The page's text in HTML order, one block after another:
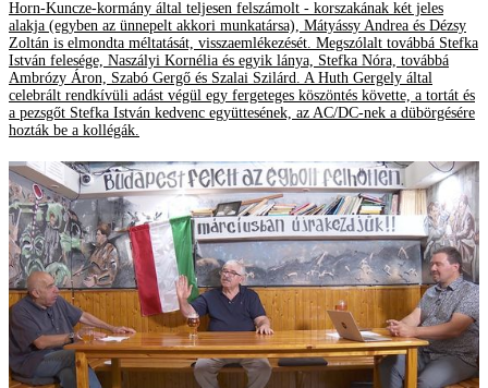
Horn-Kuncze-kormány által teljesen felszámolt - korszakának két jeles
alakja (egyben az ünnepelt akkori munkatársa), Mátyássy Andrea és Dézsy
Zoltán is elmondta méltatását, visszaemlékezését. Megszólalt továbbá Stefka
István felesége, Naszályi Kornélia és egyik lánya, Stefka Nóra, továbbá
Ambrózy Áron, Szabó Gergő és Szalai Szilárd. A Huth Gergely által
celebrált rendkívüli adást végül egy fergeteges köszöntés követte, a tortát és
a pezsgőt Stefka István kedvenc együttesének, az AC/DC-nek a dübörgésére
hozták be a kollégák.